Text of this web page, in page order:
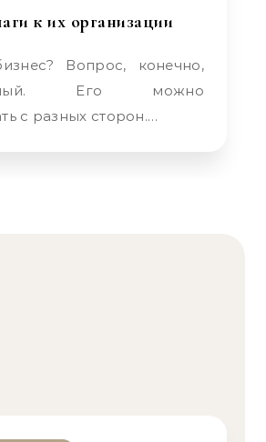
к их организации
Его можно
с разных сторон.…